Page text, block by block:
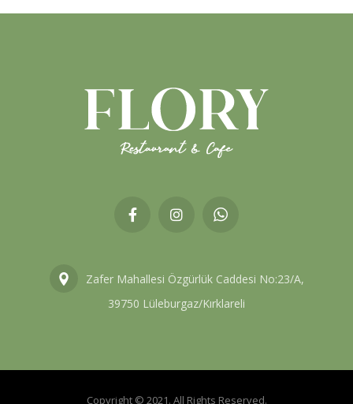
Zafer Mahallesi Özgürlük Caddesi No:23/A,
39750 Lüleburgaz/Kırklareli
Copyright © 2021. All Rights Reserved.